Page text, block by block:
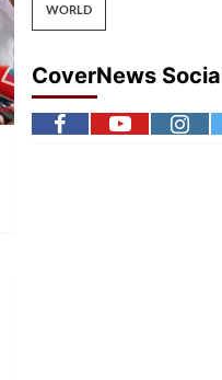
WORLD
CoverNews